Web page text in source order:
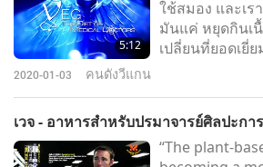
หน้า ในเรื่องขอ
ความเสี่ยงโรค
เห็นตรงนี้ ด้าน
5:12
ใช้สมอง และเ
มันแค่ หยุดกินเ
เปลี่ยนที่ยอดเยี่
หวัง การเปลี่ย
ที่ปรากฏของคุ
คุณ, และวิธีที่คุ
เป็นที่พิจารณาเ
ความคิดคุณสะ
2020-01-03 คนดังวีแกน
เวจ - อาหารสำหรับปรมาจารย์ศิลปะก
“The plant-